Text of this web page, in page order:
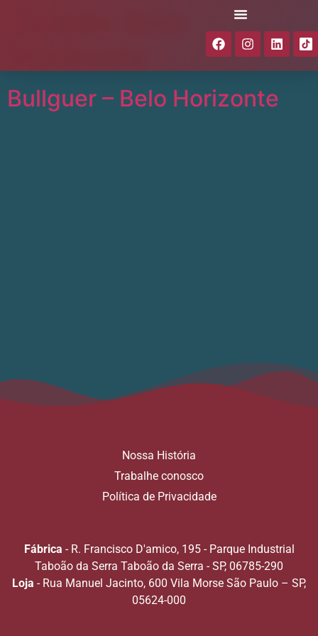
Bullguer – Belo Horizonte
Nossa História
Trabalhe conosco
Política de Privacidade
Fábrica - R. Francisco D'amico, 195 - Parque Industrial
Taboão da Serra Taboão da Serra - SP, 06785-290
Loja - Rua Manuel Jacinto, 600 Vila Morse São Paulo – SP,
05624-000